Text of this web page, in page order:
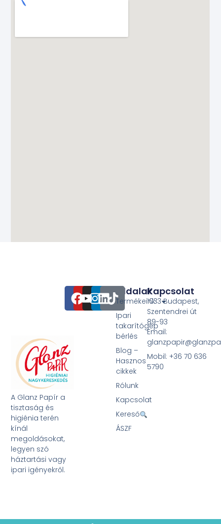
A Glanz Papír a
tisztaság és
higiénia terén
kínál
megoldásokat,
legyen szó
háztartási vagy
ipari igényekről.
Oldalak
Termékeink
Ipari
takarítógép
bérlés
Blog –
Hasznos
cikkek
Rólunk
Kapcsolat
Kereső
ÁSZF
Kapcsolat
1033 Budapest,
Szentendrei út
89-93
Email:
Mobil: +36 70 636
5790